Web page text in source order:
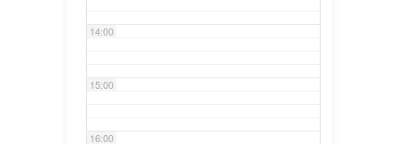
14:00
15:00
16:00